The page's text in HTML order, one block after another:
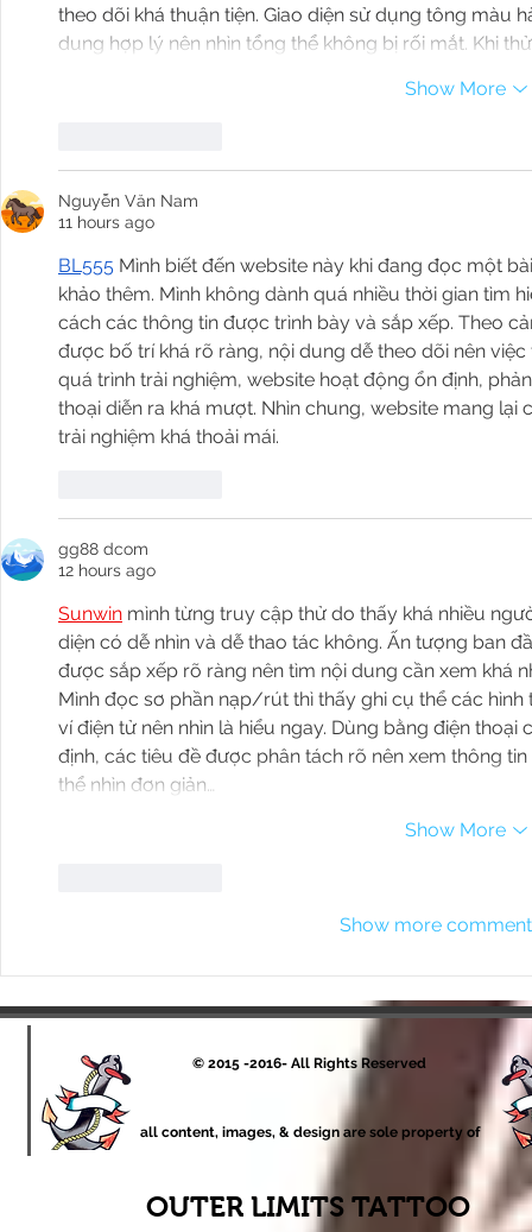
theo dõi khá thuận tiện. Giao diện sử dụng tông màu
dung hợp lý nên nhìn tổng thể không bị rối mắt. Khi
Show More
Nguyễn Văn Nam
11 hours ago
BL555 Mình biết đến website này khi đang đọc một
khảo thêm. Mình không dành quá nhiều thời gian tìm
cách các thông tin được trình bày và sắp xếp. Theo
được bố trí khá rõ ràng, nội dung dễ theo dõi nên
quá trình trải nghiệm, website hoạt động ổn định,
thoại diễn ra khá mượt. Nhìn chung, website mang
trải nghiệm khá thoải mái.
gg88 dcom
12 hours ago
Sunwin mình từng truy cập thử do thấy khá nhiều
diện có dễ nhìn và dễ thao tác không. Ấn tượng ban
được sắp xếp rõ ràng nên tìm nội dung cần xem khá
Mình đọc sơ phần nạp/rút thì thấy ghi cụ thể các
ví điện tử nên nhìn là hiểu ngay. Dùng bằng điện
định, các tiêu đề được phân tách rõ nên xem thông
thể nhìn đơn giản…
Show More
Show more
© 2015 -2016- All Rights Reserved
all content, images, & design are sole property of
OUTER LIMITS TATTOO